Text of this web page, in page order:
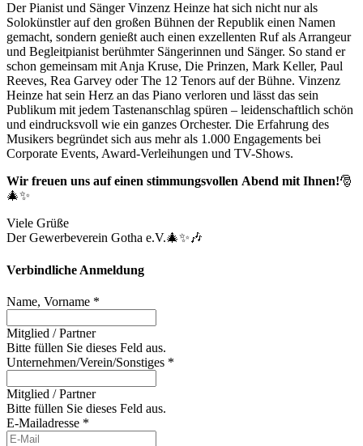
Der Pianist und Sänger Vinzenz Heinze hat sich nicht nur als
Solokünstler auf den großen Bühnen der Republik einen Namen
gemacht, sondern genießt auch einen exzellenten Ruf als Arrangeur
und Begleitpianist berühmter Sängerinnen und Sänger. So stand er
schon gemeinsam mit Anja Kruse, Die Prinzen, Mark Keller, Paul
Reeves, Rea Garvey oder The 12 Tenors auf der Bühne. Vinzenz
Heinze hat sein Herz an das Piano verloren und lässt das sein
Publikum mit jedem Tastenanschlag spüren – leidenschaftlich schön
und eindrucksvoll wie ein ganzes Orchester. Die Erfahrung des
Musikers begründet sich aus mehr als 1.000 Engagements bei
Corporate Events, Award-Verleihungen und TV-Shows.
Wir freuen uns auf einen stimmungsvollen Abend mit Ihnen!🎅
🎄✨
Viele Grüße
Der Gewerbeverein Gotha e.V.🎄✨🎶
Verbindliche Anmeldung
Name, Vorname *
Mitglied / Partner
Bitte füllen Sie dieses Feld aus.
Unternehmen/Verein/Sonstiges *
Mitglied / Partner
Bitte füllen Sie dieses Feld aus.
E-Mailadresse *